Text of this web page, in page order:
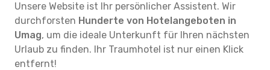
Unsere Website ist Ihr persönlicher Assistent. Wir
durchforsten Hunderte von Hotelangeboten in
Umag, um die ideale Unterkunft für Ihren nächsten
Urlaub zu finden. Ihr Traumhotel ist nur einen Klick
entfernt!